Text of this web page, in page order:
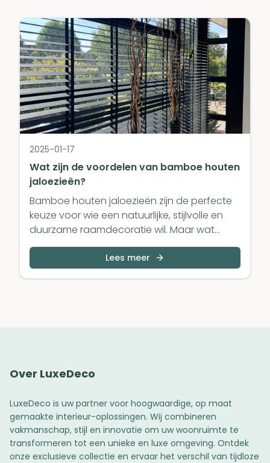
veranda in topconditie te houden.
2025-01-17
Wat zijn de voordelen van bamboe houten
jaloezieën?
Bamboe houten jaloezieën zijn de perfecte
keuze voor wie een natuurlijke, stijlvolle en
duurzame raamdecoratie wil. Maar wat
maakt bamboe hout zo speciaal? In deze
blogpost bespreken we de unieke voordelen
van bamboe houten jaloezieën en waarom
Lees meer
Over LuxeDeco
LuxeDeco is uw partner voor hoogwaardige, op maat
gemaakte interieur-oplossingen. Wij combineren
vakmanschap, stijl en innovatie om uw woonruimte te
transformeren tot een unieke en luxe omgeving. Ontdek
onze exclusieve collectie en ervaar het verschil van tijdloze